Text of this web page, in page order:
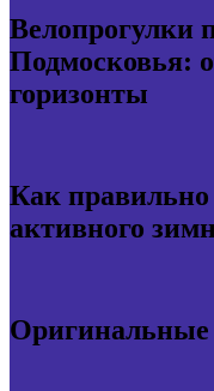
Велопрогулки
Подмосковья:
горизонты
Как правильно
активного